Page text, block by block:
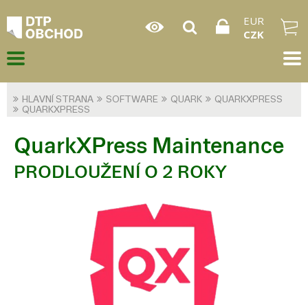
EUR
CZK
HLAVNÍ STRANA SOFTWARE QUARK
QUARKXPRESS
QUARKXPRESS
QuarkXPress Maintenance
PRODLOUŽENÍ O 2 ROKY